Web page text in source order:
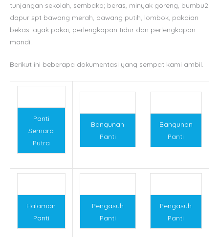
tunjangan sekolah, sembako; beras, minyak goreng, bumbu2
dapur spt bawang merah, bawang putih, lombok, pakaian
bekas layak pakai, perlengkapan tidur dan perlengkapan
mandi.
Berikut ini beberapa dokumentasi yang sempat kami ambil.
Panti
Semara
Putra
Bangunan
Panti
Bangunan
Panti
Halaman
Panti
Pengasuh
Panti
Pengasuh
Panti